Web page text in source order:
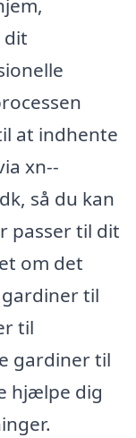
dit
at indhente
xn--
så du kan
passer til dit
om det
til
til
gardiner til
hjælpe dig